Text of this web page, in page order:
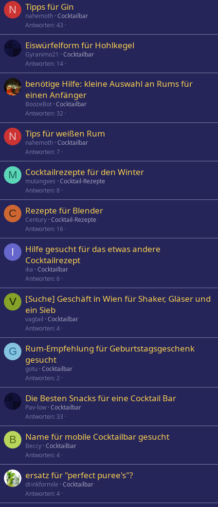
N Tipps für Gin
nahemoth Cocktailbar
Antworten 43
Eiswürfelform für Hohlkegel
Gyranimo21
Cocktailbar
Antworten 14
benötige Hilfe: kleine Auswahl an Rums für
einen Anfänger
BoozeBot Cocktailbar
Antworten 32
N Tips für weißen Rum
nahemoth Cocktailbar
Antworten 7
M Cocktailrezepte für den Winter
mutangxes Cocktail-Rezepte
Antworten 8
C Rezepte für Blender
Century Cocktail-Rezepte
Antworten 16
I
Hilfe gesucht für das etwas andere
Cocktailrezept
ika Cocktailbar
Antworten 6
V
[Suche] Geschäft in Wien für Shaker, Gläser und
ein Sieb
vagtail Cocktailbar
Antworten 4
G
Rum-Empfehlung für Geburtstagsgeschenk
gesucht
gotu Cocktailbar
Antworten 2
Die Besten Snacks für eine Cocktail Bar
Pav-low Cocktailbar
Antworten 33
B Name für mobile Cocktailbar gesucht
Beccy Cocktailbar
Antworten 4
ersatz für "perfect puree's"?
drinkformile Cocktailbar
Antworten 4